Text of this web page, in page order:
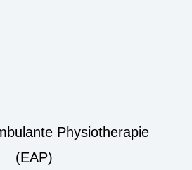
Physiotherapie
(EAP)